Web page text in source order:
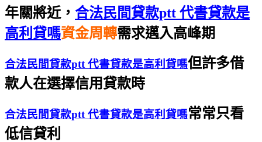
年關將近， 合法民間貸款ptt 代書貸款是
高利貸嗎資金周轉需求邁入高峰期
合法民間貸款ptt 代書貸款是高利貸嗎但許多借
款人在選擇信用貸款時
合法民間貸款ptt 代書貸款是高利貸嗎常常只看
低信貸利